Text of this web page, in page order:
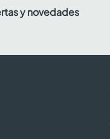
y novedades